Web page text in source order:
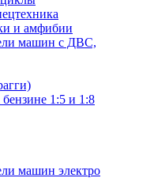
и амфибии
машин с ДВС,
1:5 и 1:8
машин электро